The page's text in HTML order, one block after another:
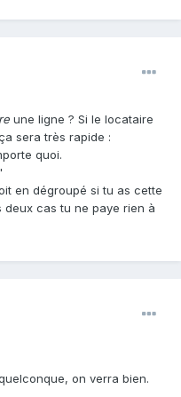
une ligne ? Si le locataire
sera très rapide :
quoi.
en dégroupé si tu as cette
cas tu ne paye rien à
on verra bien.